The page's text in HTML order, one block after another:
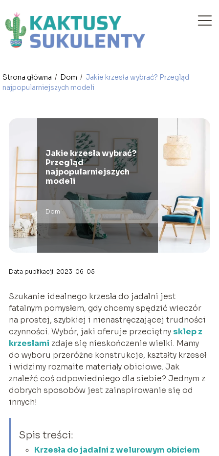
Strona główna / Dom / Jakie krzesła wybrać? Przegląd
najpopularniejszych modeli
Jakie krzesła wybrać?
Przegląd
najpopularniejszych
modeli
Dom
Data publikacji: 2023-06-05
Szukanie idealnego krzesła do jadalni jest
fatalnym pomysłem, gdy chcemy spędzić wieczór
na prostej, szybkiej i nienastręczającej trudności
czynności. Wybór, jaki oferuje przeciętny sklep z
krzesłami zdaje się nieskończenie wielki. Mamy
do wyboru przeróżne konstrukcje, kształty krzeseł
i widzimy rozmaite materiały obiciowe. Jak
znaleźć coś odpowiedniego dla siebie? Jednym z
dobrych sposobów jest zainspirowanie się od
innych!
Spis treści:
Krzesła do jadalni z welurowym obiciem